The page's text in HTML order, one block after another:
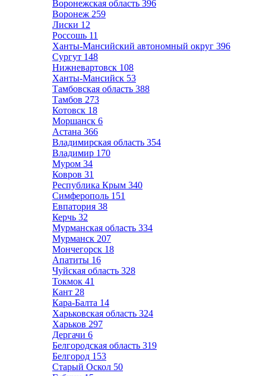
Воронежская область 396
Воронеж 259
Лиски 12
Россошь 11
Ханты-Мансийский автономный округ 396
Сургут 148
Нижневартовск 108
Ханты-Мансийск 53
Тамбовская область 388
Тамбов 273
Котовск 18
Моршанск 6
Астана 366
Владимирская область 354
Владимир 170
Муром 34
Ковров 31
Республика Крым 340
Симферополь 151
Евпатория 38
Керчь 32
Мурманская область 334
Мурманск 207
Мончегорск 18
Апатиты 16
Чуйская область 328
Токмок 41
Кант 28
Кара-Балта 14
Харьковская область 324
Харьков 297
Дергачи 6
Белгородская область 319
Белгород 153
Старый Оскол 50